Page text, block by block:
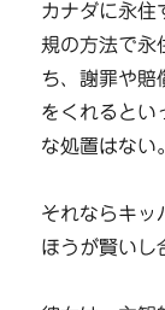
カナダに永住
規の方法で永
ち、謝罪や賠
をくれるとい
な処置はない
それならキッ
ほうが賢いし